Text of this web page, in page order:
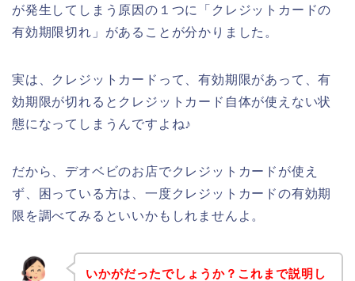
が発生してしまう原因の１つに「クレジットカードの
有効期限切れ」があることが分かりました。
実は、クレジットカードって、有効期限があって、有
効期限が切れるとクレジットカード自体が使えない状
態になってしまうんですよね♪
だから、デオベビのお店でクレジットカードが使え
ず、困っている方は、一度クレジットカードの有効期
限を調べてみるといいかもしれませんよ。
いかがだったでしょうか？これまで説明し